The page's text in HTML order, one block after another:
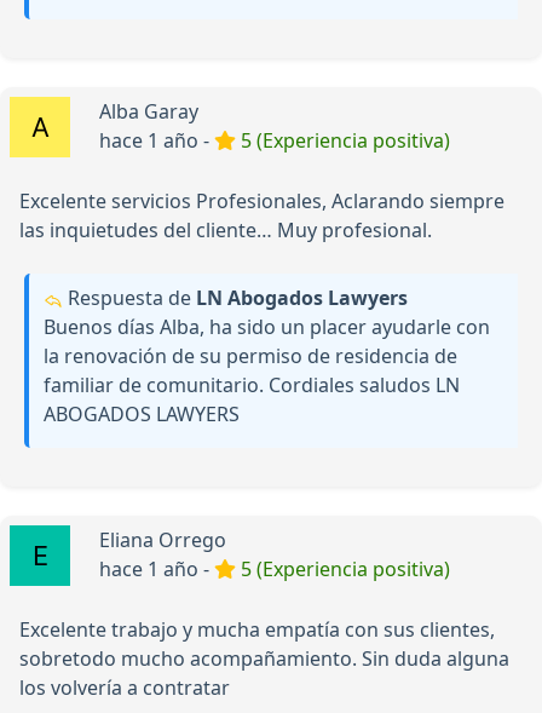
Alba Garay
hace 1 año -
5 (Experiencia positiva)
Excelente servicios Profesionales, Aclarando siempre
las inquietudes del cliente… Muy profesional.
Respuesta de LN Abogados Lawyers
Buenos días Alba, ha sido un placer ayudarle con
la renovación de su permiso de residencia de
familiar de comunitario. Cordiales saludos LN
ABOGADOS LAWYERS
Eliana Orrego
hace 1 año -
5 (Experiencia positiva)
Excelente trabajo y mucha empatía con sus clientes,
sobretodo mucho acompañamiento. Sin duda alguna
los volvería a contratar